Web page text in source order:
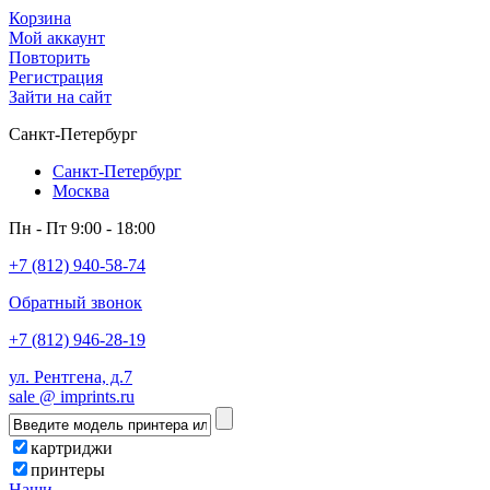
Корзина
Мой аккаунт
Повторить
Регистрация
Зайти на сайт
Санкт-Петербург
Санкт-Петербург
Москва
Пн - Пт 9:00 - 18:00
+7 (812) 940-58-74
Обратный звонок
+7 (812) 946-28-19
ул. Рентгена, д.7
sale @ imprints.ru
картриджи
принтеры